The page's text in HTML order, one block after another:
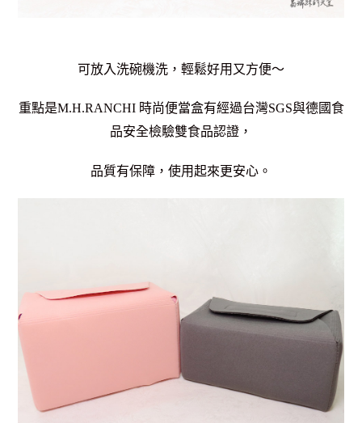
可放入洗碗機洗，輕鬆好用又方便～
重點是M.H.RANCHI 時尚便當盒有經過台灣SGS與德國食
品安全檢驗雙食品認證，
品質有保障，使用起來更安心。